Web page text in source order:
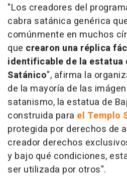
"Los creadores del
cabra satánica genérica
comúnmente en muchos
que crearon una réplica
identificable de la estatua
Satánico", afirma la
de la mayoría de las
satanismo, la estatua de
construida para el Templo
protegida por derechos de
creador derechos
y bajo qué condiciones,
ser utilizada por otros".